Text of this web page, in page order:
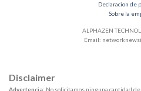
Declaracion de
Sobre la
ALPHAZEN
Email:
Disclaimer
Advertencia: No solicitamos ninguna cantidad